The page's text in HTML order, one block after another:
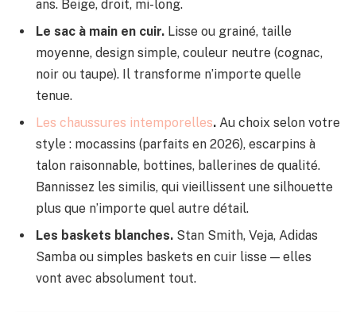
ans. Beige, droit, mi-long.
Le sac à main en cuir. Lisse ou grainé, taille
moyenne, design simple, couleur neutre (cognac,
noir ou taupe). Il transforme n’importe quelle
tenue.
Les chaussures intemporelles. Au choix selon votre
style : mocassins (parfaits en 2026), escarpins à
talon raisonnable, bottines, ballerines de qualité.
Bannissez les similis, qui vieillissent une silhouette
plus que n’importe quel autre détail.
Les baskets blanches. Stan Smith, Veja, Adidas
Samba ou simples baskets en cuir lisse — elles
vont avec absolument tout.